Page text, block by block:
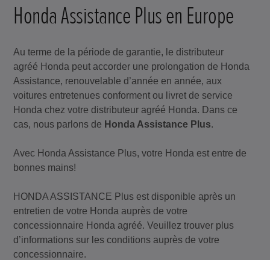
Honda Assistance Plus en Europe
Au terme de la période de garantie, le distributeur
agréé Honda peut accorder une prolongation de Honda
Assistance, renouvelable d’année en année, aux
voitures entretenues conforment ou livret de service
Honda chez votre distributeur agréé Honda. Dans ce
cas, nous parlons de Honda Assistance Plus.
Avec Honda Assistance Plus, votre Honda est entre de
bonnes mains!
HONDA ASSISTANCE Plus est disponible après un
entretien de votre Honda auprès de votre
concessionnaire Honda agréé. Veuillez trouver plus
d’informations sur les conditions auprès de votre
concessionnaire.